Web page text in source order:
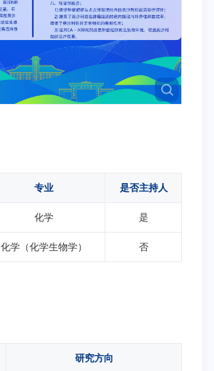
专业 是否主持人
化学 是
化学（化学生物学） 否
研究方向